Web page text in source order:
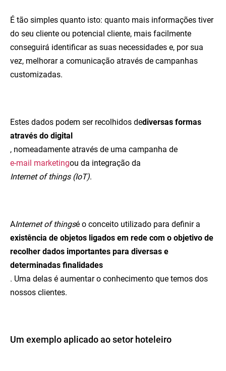
É tão simples quanto isto: quanto mais informações tiver
do seu cliente ou potencial cliente, mais facilmente
conseguirá identificar as suas necessidades e, por sua
vez, melhorar a comunicação através de campanhas
customizadas.
Estes dados podem ser recolhidos dediversas formas
através do digital
, nomeadamente através de uma campanha de
e-mail marketingou da integração da
Internet of things (IoT).
AInternet of thingsé o conceito utilizado para definir a
existência de objetos ligados em rede com o objetivo de
recolher dados importantes para diversas e
determinadas finalidades
. Uma delas é aumentar o conhecimento que temos dos
nossos clientes.
Um exemplo aplicado ao setor hoteleiro